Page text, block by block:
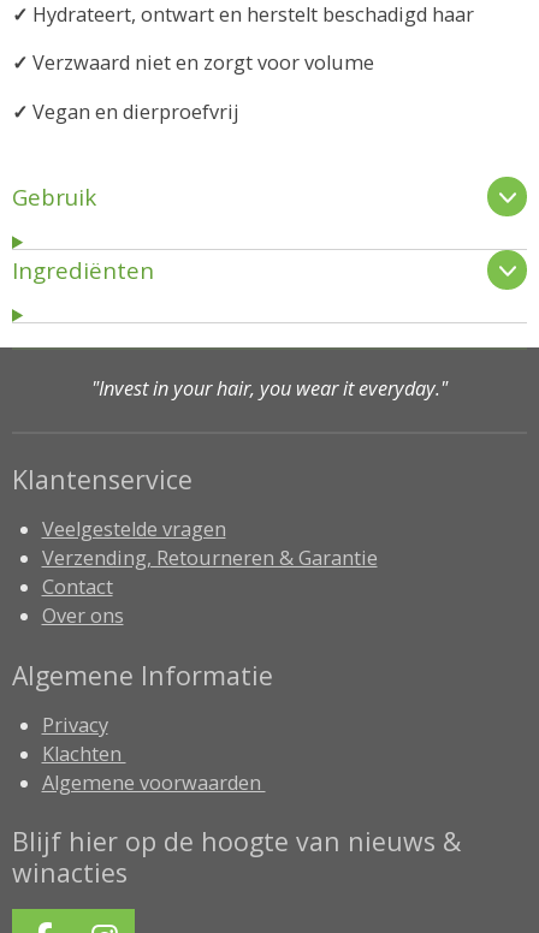
✓ Hydrateert, ontwart en herstelt beschadigd haar
✓ Verzwaard niet en zorgt voor volume
✓ Vegan en dierproefvrij
Gebruik
Ingrediënten
"Invest in your hair, you wear it everyday."
Klantenservice
Veelgestelde vragen
Verzending, Retourneren & Garantie
Contact
Over ons
Algemene Informatie
Privacy
Klachten
Algemene voorwaarden
Blijf hier op de hoogte van nieuws &
winacties